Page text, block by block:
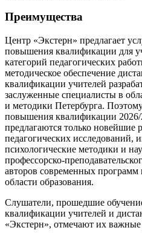
Преимущества
Центр «Экстерн» предлагает
повышения квалификации для
категорий педагогических
методическое обеспечение
квалификации учителей
заслуженные специалисты в
и методики Петербурга.
повышения квалификации 2026/
предлагаются только новейшие
педагогических исследований,
психологические методики и
профессорско-
авторов современных программ
области образования.
Слушатели, прошедшие
квалификации учителей и
«Экстерн», отмечают их важные